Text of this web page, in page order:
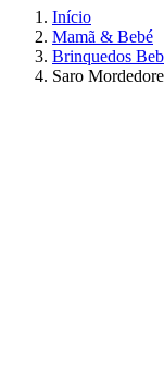
Início
Mamã & Bebé
Brinquedos
Saro